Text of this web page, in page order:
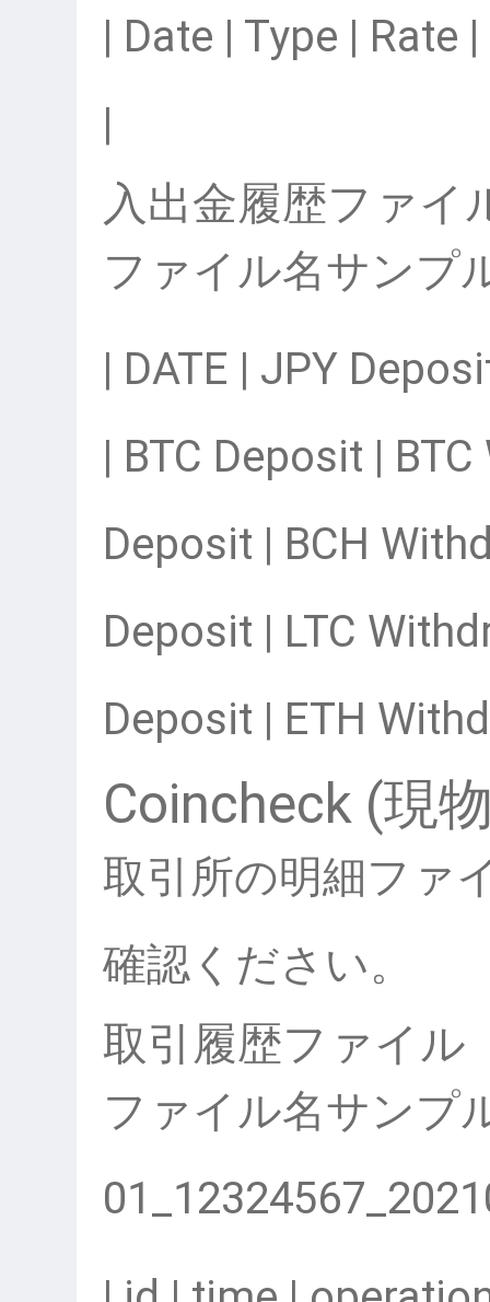
| Date | Type | Rate
|
入出金履歴ファイ
ファイル名サンプ
| DATE | JPY
| BTC Deposit |
Deposit | BCH
Deposit | LTC
Deposit | ETH
Coincheck (現
取引所の明細ファ
確認ください。
取引履歴ファイル
ファイル名サンプ